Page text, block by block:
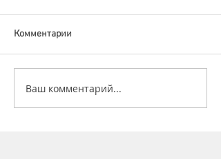
С праздником Светлой
Пасхи!
Комментарии
Ваш комментарий...